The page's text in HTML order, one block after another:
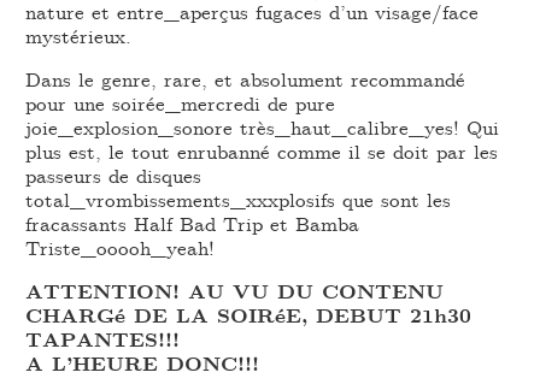
nature et entre_aperçus fugaces d’un visage/face
mystérieux.
Dans le genre, rare, et absolument recommandé
pour une soirée_mercredi de pure
joie_explosion_sonore très_haut_calibre_yes! Qui
plus est, le tout enrubanné comme il se doit par les
passeurs de disques
total_vrombissements_xxxplosifs que sont les
fracassants Half Bad Trip et Bamba
Triste_ooooh_yeah!
ATTENTION! AU VU DU CONTENU
CHARGé DE LA SOIRéE, DEBUT 21h30
TAPANTES!!!
A L’HEURE DONC!!!